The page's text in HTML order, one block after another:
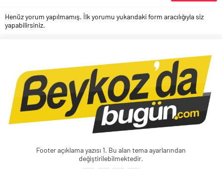
Henüz yorum yapılmamış. İlk yorumu yukarıdaki form aracılığıyla siz
yapabilirsiniz.
Footer açıklama yazısı 1. Bu alan tema ayarlarından
değiştirilebilmektedir.